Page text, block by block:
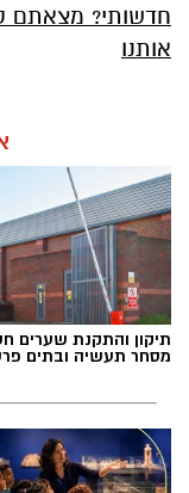
חדשותי?
אותנו
תיקון והתקנת שערים
מסחר תעשיה ובתים